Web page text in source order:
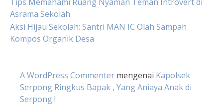
Asrama Sekolah
Aksi Hijau Sekolah: Santri MAN IC Olah Sampah
Kompos Organik Desa
A WordPress Commenter mengenai Kapolsek
Serpong Ringkus Bapak , Yang Aniaya Anak di
Serpong !